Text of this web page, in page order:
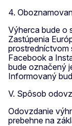
4.
Výherca bude o
Zastúpenia
prostredníctvom
Facebook a
bude označený
Informovaný
V. Spôsob
Odovzdanie
prebehne na